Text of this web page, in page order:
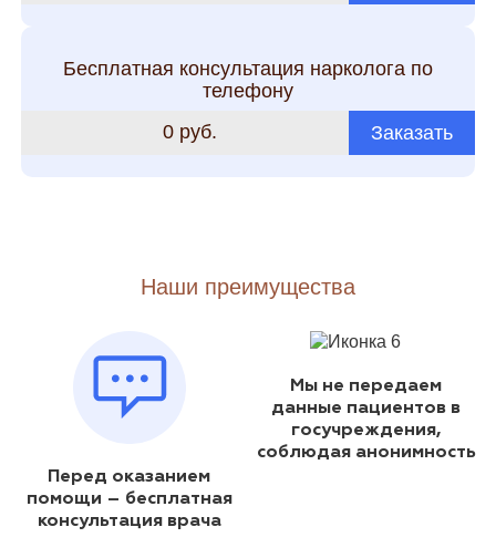
Бесплатная консультация нарколога по
телефону
0 руб.
Заказать
Наши преимущества
Перед оказанием
помощи – бесплатная
консультация врача
Мы не передаем
данные пациентов в
госучреждения,
соблюдая анонимность